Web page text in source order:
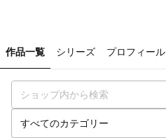
作品一覧 シリーズ プロフィール